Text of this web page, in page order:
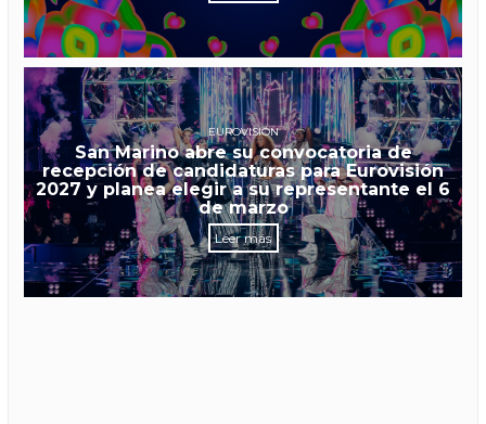
EUROVISIÓN
San Marino abre su convocatoria de
recepción de candidaturas para Eurovisión
2027 y planea elegir a su representante el 6
de marzo
Leer más